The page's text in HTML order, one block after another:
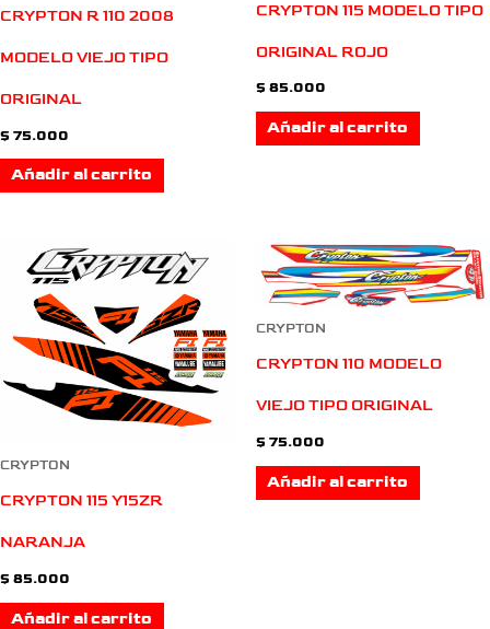
CRYPTON R 110 2008
MODELO VIEJO TIPO
ORIGINAL
$ 75.000
Añadir al carrito
CRYPTON 115 MODELO TIPO
ORIGINAL ROJO
$ 85.000
Añadir al carrito
CRYPTON
CRYPTON 115 Y15ZR
NARANJA
$ 85.000
Añadir al carrito
CRYPTON
CRYPTON 110 MODELO
VIEJO TIPO ORIGINAL
$ 75.000
Añadir al carrito